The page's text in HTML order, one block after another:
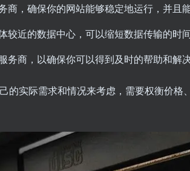
，确保你的网站能够稳定地运行，并且
近的数据中心，可以缩短数据传输的时
商，以确保你可以得到及时的帮助和解决
的实际需求和情况来考虑，需要权衡价格